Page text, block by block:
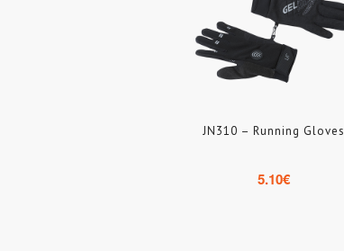
JN310 – Running Gloves
5.10€